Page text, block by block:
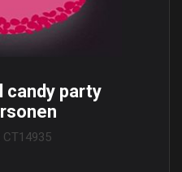
candy party
CT14935